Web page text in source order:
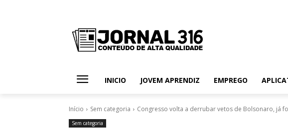
INICIO JOVEM APRENDIZ EMPREGO
Início Sem categoria Congresso volta a derrubar vetos de Bolsonaro, já
Sem categoria